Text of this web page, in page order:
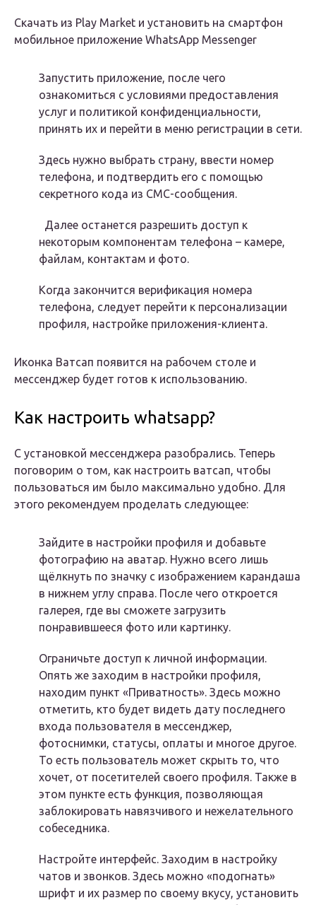
Скачать из Play Market и установить на смартфон
мобильное приложение WhatsApp Messenger
Запустить приложение, после чего
ознакомиться с условиями предоставления
услуг и политикой конфиденциальности,
принять их и перейти в меню регистрации в сети.
Здесь нужно выбрать страну, ввести номер
телефона, и подтвердить его с помощью
секретного кода из СМС-сообщения.
Далее останется разрешить доступ к
некоторым компонентам телефона – камере,
файлам, контактам и фото.
Когда закончится верификация номера
телефона, следует перейти к персонализации
профиля, настройке приложения-клиента.
Иконка Ватсап появится на рабочем столе и
мессенджер будет готов к использованию.
Как настроить whatsapp?
С установкой мессенджера разобрались. Теперь
поговорим о том, как настроить ватсап, чтобы
пользоваться им было максимально удобно. Для
этого рекомендуем проделать следующее:
Зайдите в настройки профиля и добавьте
фотографию на аватар. Нужно всего лишь
щёлкнуть по значку с изображением карандаша
в нижнем углу справа. После чего откроется
галерея, где вы сможете загрузить
понравившееся фото или картинку.
Ограничьте доступ к личной информации.
Опять же заходим в настройки профиля,
находим пункт «Приватность». Здесь можно
отметить, кто будет видеть дату последнего
входа пользователя в мессенджер,
фотоснимки, статусы, оплаты и многое другое.
То есть пользователь может скрыть то, что
хочет, от посетителей своего профиля. Также в
этом пункте есть функция, позволяющая
заблокировать навязчивого и нежелательного
собеседника.
Настройте интерфейс. Заходим в настройку
чатов и звонков. Здесь можно «подогнать»
шрифт и их размер по своему вкусу, установить